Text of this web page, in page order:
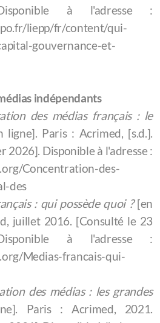
à l'adresse :
liepp/fr/content/qui-
gouvernance-et-
indépendants
des médias français : le
Paris : Acrimed, [s.d.].
2026]. Disponible à l'adresse :
Concentration-des-
des
: qui possède quoi ?[en
juillet 2016. [Consulté le 23
à l'adresse :
Medias-francais-qui-
des médias : les grandes
Paris : Acrimed, 2021.